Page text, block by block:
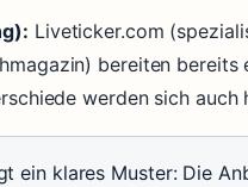
Liveticker.com
bereiten
werden sich auch
ein klares Muster: Die